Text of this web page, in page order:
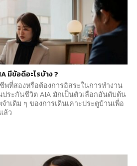
มีข้อดีอะไรบ้าง ?
พที่สองหรือต้องการอิสระในการทำงาน
ประกันชีวิต AIA มักเป็นตัวเลือกอันดับต้น
เดิม ๆ ของการเดินเคาะประตูบ้านเพื่อ
ล้ว